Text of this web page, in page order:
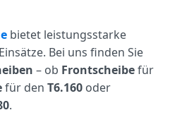
bietet leistungsstarke
Bei uns finden Sie
– ob Frontscheibefür
für den T6.160 oder
.